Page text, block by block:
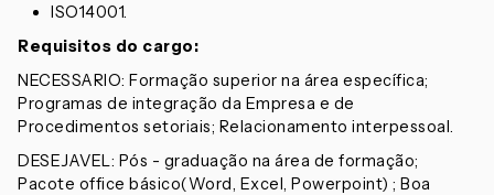
ISO14001.
Requisitos do cargo:
NECESSARIO: Formação superior na área específica;
Programas de integração da Empresa e de
Procedimentos setoriais; Relacionamento interpessoal.
DESEJAVEL: Pós - graduação na área de formação;
Pacote office básico(Word, Excel, Powerpoint) ; Boa